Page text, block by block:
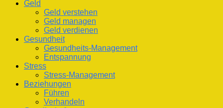
Geld
Geld verstehen
Geld managen
Geld verdienen
Gesundheit
Gesundheits-Management
Entspannung
Stress
Stress-Management
Beziehungen
Führen
Verhandeln